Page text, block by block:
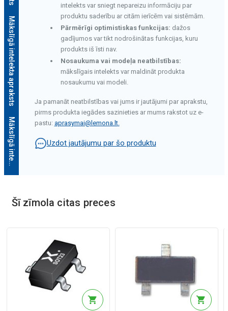
Mākslīgā intelekta apraksts
M
ā
k
s
l
ī
g
ā
i
n
t
e
l
e
k
t
a
a
p
r
a
k
s
t
s
intelekts var sniegt nepareizu informāciju par
produktu saderību ar citām ierīcēm vai sistēmām.
Pārmērīgi optimistiskas funkcijas: dažos
gadījumos var tikt nodrošinātas funkcijas, kuru
produkts iš īsti nav.
Nosaukuma vai modeļa neatbilstības:
mākslīgais intelekts var maldināt produkta
nosaukumu vai modeli.
Ja pamanāt neatbilstības vai jums ir jautājumi par aprakstu,
pirms produkta iegādes sazinieties ar mums rakstot uz e-
pastu: aprasymai@lemona.lt.
Uzdot jautājumu par šo produktu
Šī zīmola citas preces